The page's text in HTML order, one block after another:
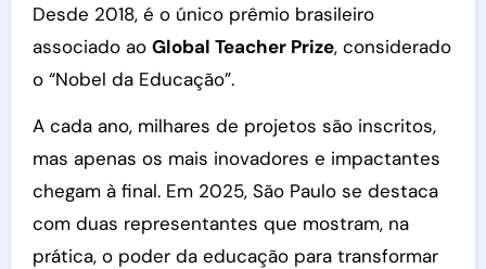
Desde 2018, é o único prêmio brasileiro
associado ao Global Teacher Prize, considerado
o “Nobel da Educação”.
A cada ano, milhares de projetos são inscritos,
mas apenas os mais inovadores e impactantes
chegam à final. Em 2025, São Paulo se destaca
com duas representantes que mostram, na
prática, o poder da educação para transformar